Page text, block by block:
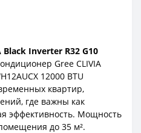
Inverter R32 G10
Gree CLIVIA
12000 BTU
квартир,
где важны как
эффективность. Мощность
до 35 м².